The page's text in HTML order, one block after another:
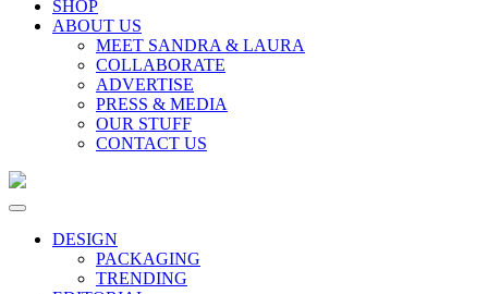
SHOP
ABOUT US
MEET SANDRA & LAURA
COLLABORATE
ADVERTISE
PRESS & MEDIA
OUR STUFF
CONTACT US
DESIGN
PACKAGING
TRENDING